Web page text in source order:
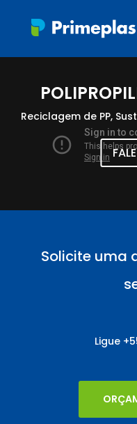
Reciclagem de PP,
Solicite uma
Ligue